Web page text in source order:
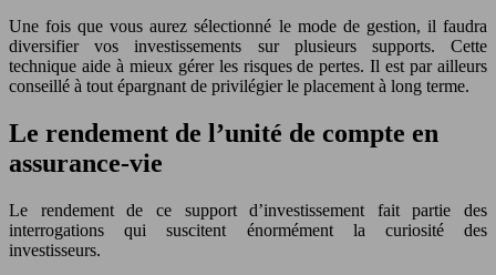
Une fois que vous aurez sélectionné le mode de gestion, il faudra
diversifier vos investissements sur plusieurs supports. Cette
technique aide à mieux gérer les risques de pertes. Il est par ailleurs
conseillé à tout épargnant de privilégier le placement à long terme.
Le rendement de l’unité de compte en
assurance-vie
Le rendement de ce support d’investissement fait partie des
interrogations qui suscitent énormément la curiosité des
investisseurs.